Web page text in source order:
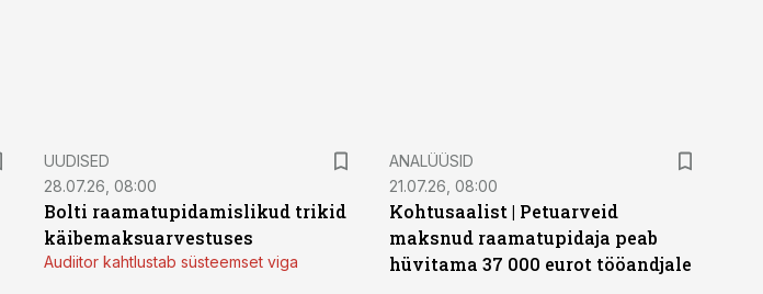
UUDISED
28.07.26, 08:00
Bolti raamatupidamislikud trikid
käibemaksuarvestuses
Audiitor kahtlustab süsteemset viga
ANALÜÜSID
21.07.26, 08:00
Kohtusaalist | Petuarveid
maksnud raamatupidaja peab
hüvitama 37 000 eurot tööandjale